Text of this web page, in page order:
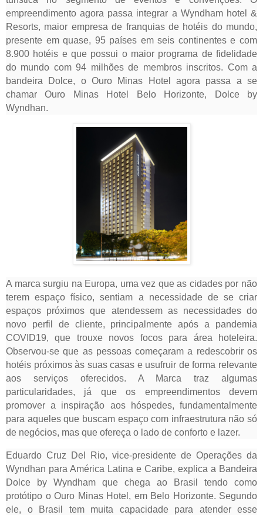
empreendimento agora passa integrar a Wyndham hotel &
Resorts, maior empresa de franquias de hotéis do mundo,
presente em quase, 95 países em seis continentes e com
8.900 hotéis e que possui o maior programa de fidelidade
do mundo com 94 milhões de membros inscritos. Com a
bandeira Dolce, o Ouro Minas Hotel agora passa a se
chamar Ouro Minas Hotel Belo Horizonte, Dolce by
Wyndhan.
A marca surgiu na Europa, uma vez que as cidades por não
terem espaço físico, sentiam a necessidade de se criar
espaços próximos que atendessem as necessidades do
novo perfil de cliente, principalmente após a pandemia
COVID19, que trouxe novos focos para área hoteleira.
Observou-se que as pessoas começaram a redescobrir os
hotéis próximos às suas casas e usufruir de forma relevante
aos serviços oferecidos. A Marca traz algumas
particularidades, já que os empreendimentos devem
promover a inspiração aos hóspedes, fundamentalmente
para aqueles que buscam espaço com infraestrutura não só
de negócios, mas que ofereça o lado de conforto e lazer.
Eduardo Cruz Del Rio, vice-presidente de Operações da
Wyndhan para América Latina e Caribe, explica a Bandeira
Dolce by Wyndham que chega ao Brasil tendo como
protótipo o Ouro Minas Hotel, em Belo Horizonte. Segundo
ele, o Brasil tem muita capacidade para atender esse